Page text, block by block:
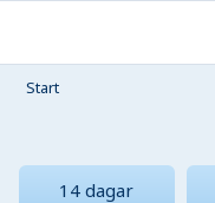
Start
14 dagar